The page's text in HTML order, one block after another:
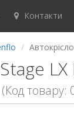
Контакти
(Код товару: